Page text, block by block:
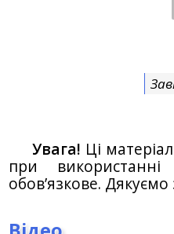
Увага! Ці
при
обов’язкове.